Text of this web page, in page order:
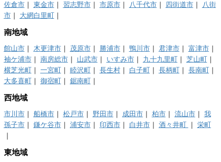
佐倉市｜ 東金市｜ 習志野市｜ 市原市｜ 八千代市｜ 四街道市｜
八街
市｜ 大網白里町｜
南地域
館山市｜ 木更津市｜ 茂原市｜ 勝浦市｜ 鴨川市｜ 君津市｜ 富津市｜
袖ケ浦市｜ 南房総市｜ 山武市｜ いすみ市｜ 九十九里町｜ 芝山町｜
横芝光町｜ 一宮町｜ 睦沢町｜ 長生村｜ 白子町｜ 長柄町｜ 長南町｜
大多喜町｜ 御宿町｜ 鋸南町｜
西地域
市川市｜ 船橋市｜ 松戸市｜ 野田市｜ 成田市｜ 柏市｜ 流山市｜
我
孫子市｜ 鎌ケ谷市｜ 浦安市｜ 印西市｜ 白井市｜ 酒々井町 ｜
栄町
｜
東地域